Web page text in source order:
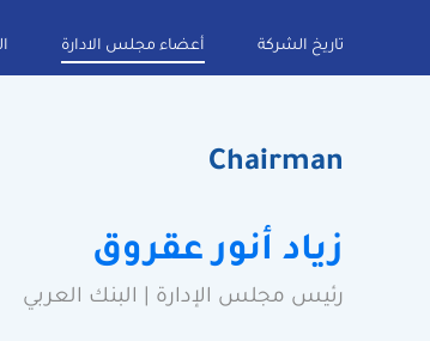
navigation
تاريخ الشركة أعضاء مجلس الادارة
Chairman
زياد أنور عقروق
رئيس مجلس الإدارة | البنك العربي